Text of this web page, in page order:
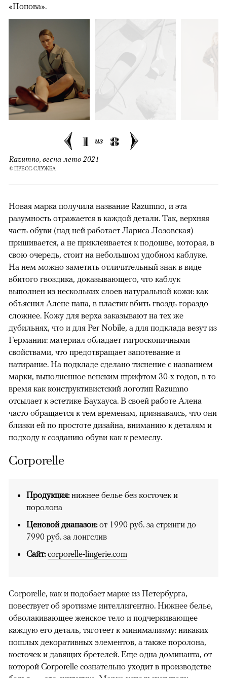
«Попова».
1 из 8
Razumno, весна-лето 2021
© ПРЕСС-СЛУЖБА
Новая марка получила название Razumno, и эта
разумность отражается в каждой детали. Так, верхняя
часть обуви (над ней работает Лариса Лозовская)
пришивается, а не приклеивается к подошве, которая, в
свою очередь, стоит на небольшом удобном каблуке.
На нем можно заметить отличительный знак в виде
вбитого гвоздика, доказывающего, что каблук
выполнен из нескольких слоев натуральной кожи: как
объяснил Алене папа, в пластик вбить гвоздь гораздо
сложнее. Кожу для верха заказывают на тех же
дубильнях, что и для Per Nobile, а для подклада везут из
Германии: материал обладает гигроскопичными
свойствами, что предотвращает запотевание и
натирание. На подкладе сделано тиснение с названием
марки, выполненное венским шрифтом 30-х годов, в то
время как конструктивистский логотип Razumno
отсылает к эстетике Баухауса. В своей работе Алена
часто обращается к тем временам, признаваясь, что они
близки ей по простоте дизайна, вниманию к деталям и
подходу к созданию обуви как к ремеслу.
Corporelle
Продукция:нижнее белье без косточек и
поролона
Ценовой диапазон:от 1990 руб. за стринги до
7990 руб. за лонгслив
Сайт:corporelle-lingerie.com
Corporelle, как и подобает марке из Петербурга,
повествует об эротизме интеллигентно. Нижнее белье,
обволакивающее женское тело и подчеркивающее
каждую его деталь, тяготеет к минимализму: никаких
пошлых декоративных элементов, а также поролона,
косточек и давящих бретелей. Еще одна доминанта, от
которой Corporelle сознательно уходит в производстве